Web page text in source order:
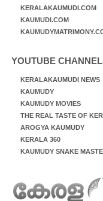
KERALAKAUMUDI.COM
KAUMUDI.COM
YOUTUBE
KERALAKAUMUDI NEWS
KAUMUDY
KAUMUDY MOVIES
THE REAL TASTE OF
AROGYA KAUMUDY
KERALA 360
KAUMUDY SNAKE